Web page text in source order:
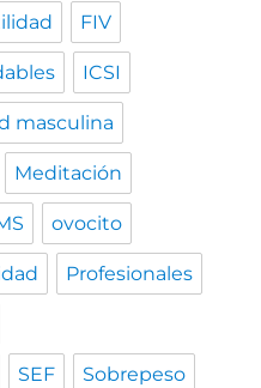
FIV
ICSI
masculina
Meditación
ovocito
Profesionales
SEF Sobrepeso